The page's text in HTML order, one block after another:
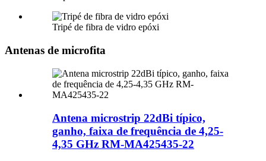
Tripé de fibra de vidro epóxi
Antenas de microfita
Antena microstrip 22dBi típico,
ganho, faixa de frequência de 4,25-
4,35 GHz RM-MA425435-22